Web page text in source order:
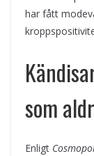
har fått
som
Enligt